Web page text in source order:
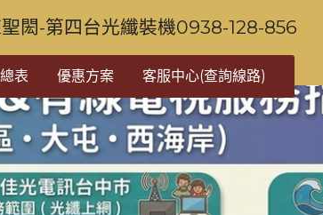
閎-第四台光纖裝機0938-128-856
表 優惠方案 客服中心(查詢線路)